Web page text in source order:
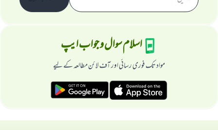
اسلام سوال و جواب ایپ
مواد تک فوری رسائی اور آف لائن مطالعہ کے لیے